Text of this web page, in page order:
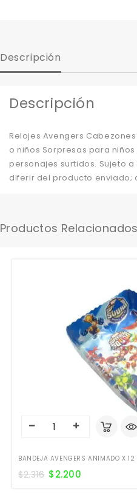
Descripción
Descripción
Relojes Avengers
o niños Sorpresas para
personajes surtidos. Sujeto
diferir del producto enviado;
Productos Relacionados
BANDEJA AVENGERS ANIMADO X 12
$2.316 $2.200